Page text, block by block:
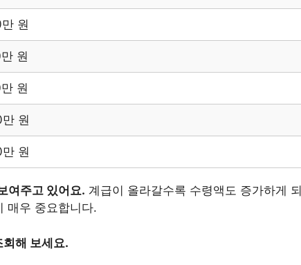
원
원
원
원
원
여주고 있어요. 계급이 올라갈수록 수령액도 증가하게 되
매우 중요합니다.
해 보세요.